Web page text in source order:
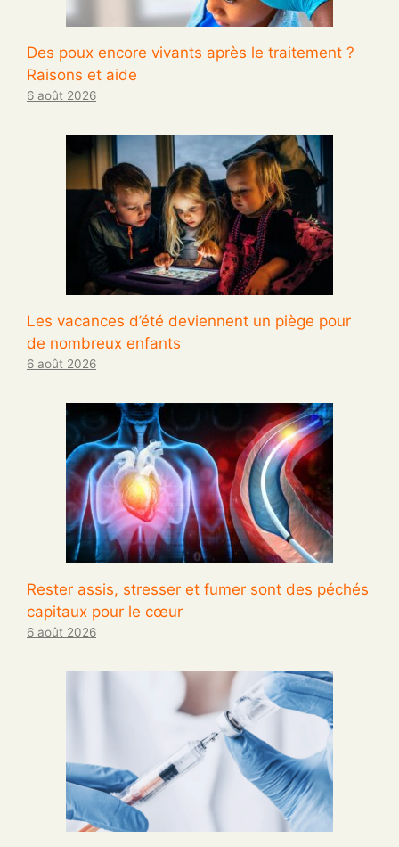
Des poux encore vivants après le traitement ?
Raisons et aide
6 août 2026
Les vacances d’été deviennent un piège pour
de nombreux enfants
6 août 2026
Rester assis, stresser et fumer sont des péchés
capitaux pour le cœur
6 août 2026